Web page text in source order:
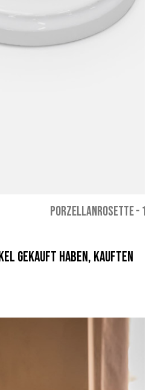
PORZELLANROSETTE-
gekauft haben, kauften